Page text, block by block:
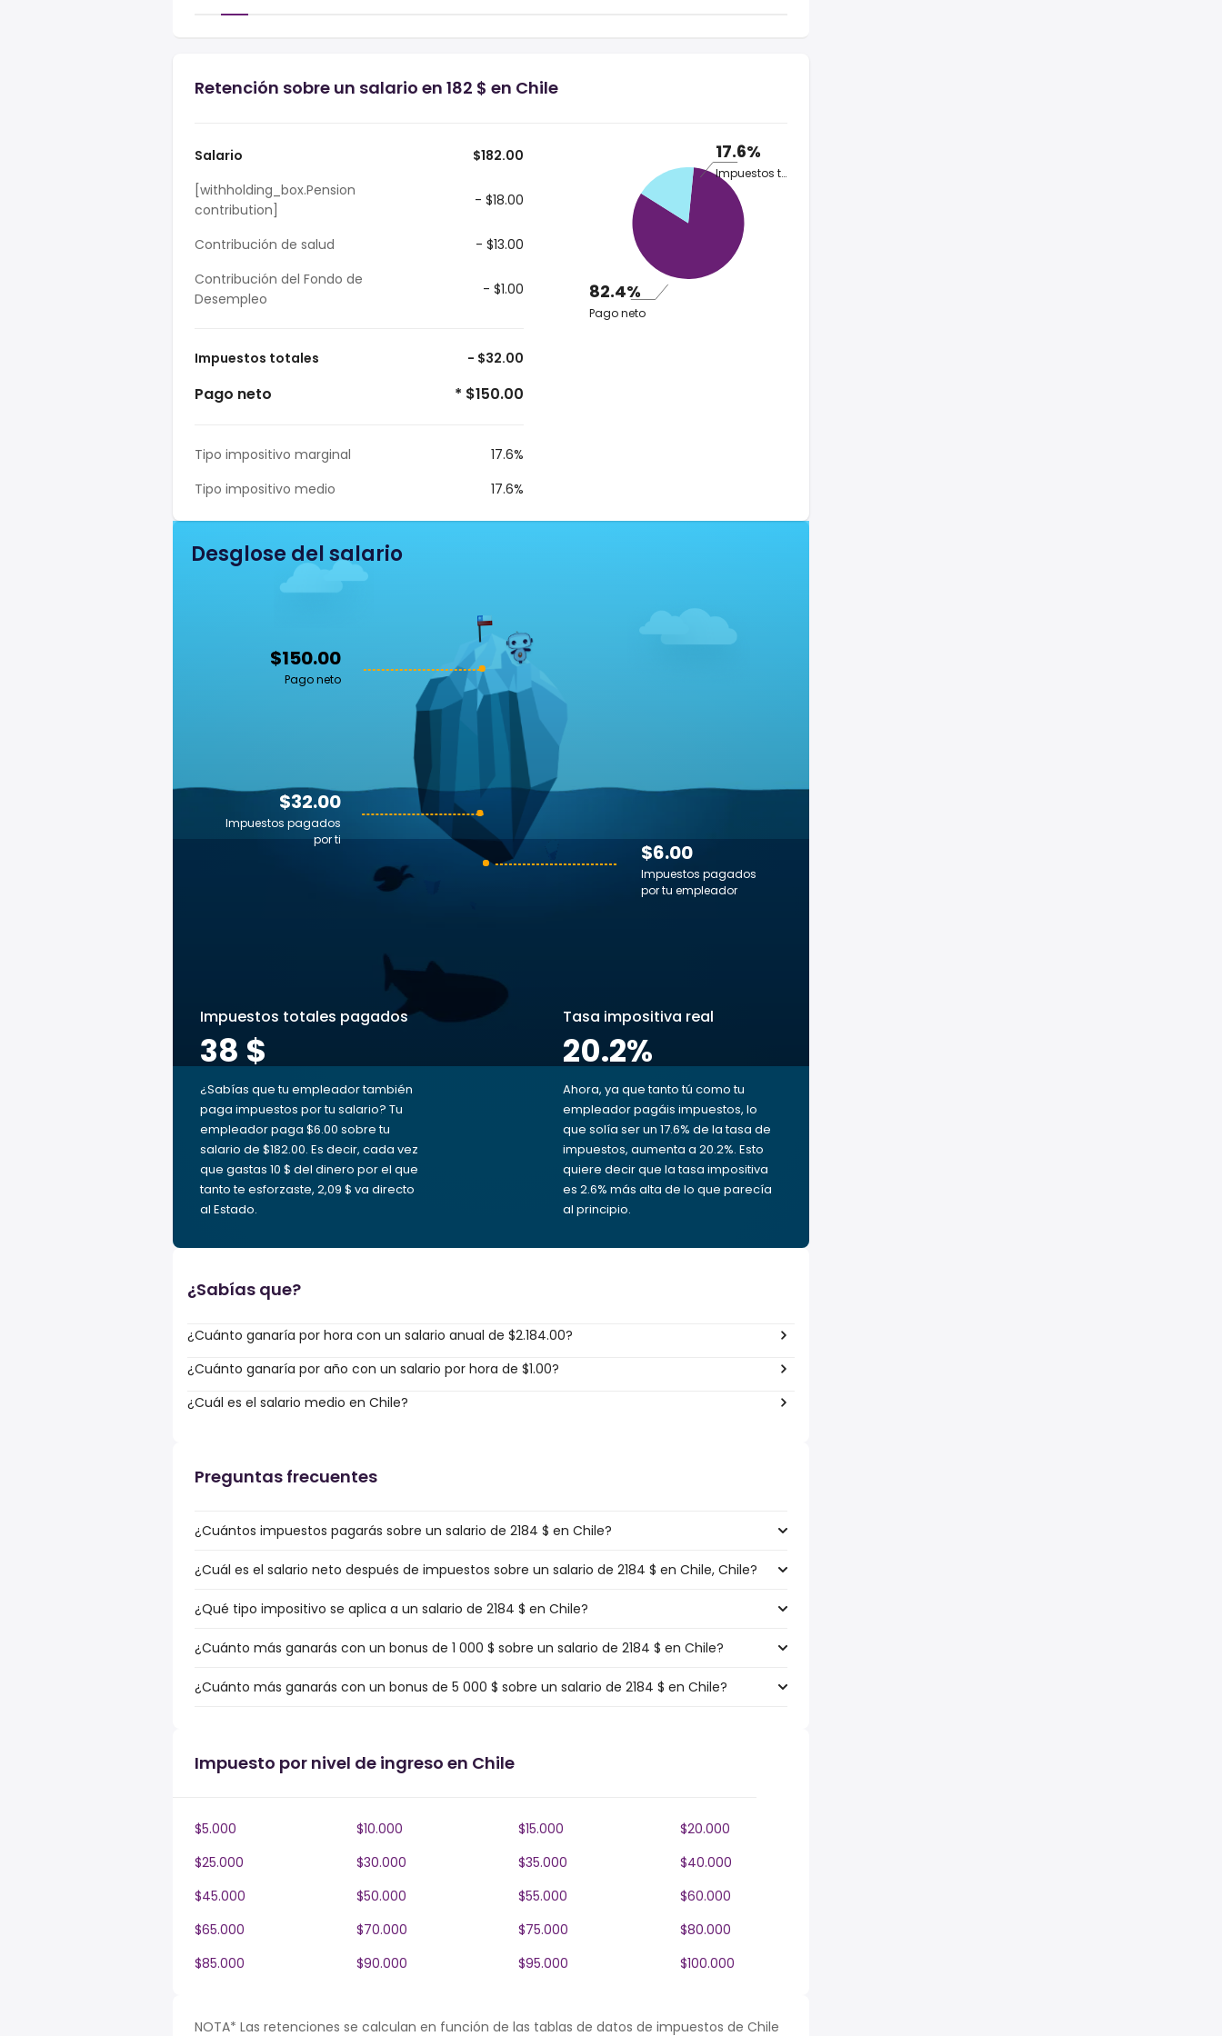
Retención sobre un salario en 182 $ en Chile
Salario
$182.00
[withholding_box.Pension
contribution]
- $18.00
Contribución de salud
- $13.00
Contribución del Fondo de
Desempleo
- $1.00
Impuestos totales - $32.00
Pago neto * $150.00
Tipo impositivo marginal
17.6%
Tipo impositivo medio
17.6%
17.6%
Impuestos totales
82.4%
Pago neto
Desglose del salario
$150.00
Pago neto
$6.00
Impuestos pagados
por tu empleador
$32.00
Impuestos pagados
por ti
Impuestos totales pagados
38 $
¿Sabías que tu empleador también
paga impuestos por tu salario? Tu
empleador paga $6.00 sobre tu
salario de $182.00. Es decir, cada vez
que gastas 10 $ del dinero por el que
tanto te esforzaste, 2,09 $ va directo
al Estado.
Tasa impositiva real
20.2%
Ahora, ya que tanto tú como tu
empleador pagáis impuestos, lo
que solía ser un 17.6% de la tasa de
impuestos, aumenta a 20.2%. Esto
quiere decir que la tasa impositiva
es 2.6% más alta de lo que parecía
al principio.
¿Sabías que?
¿Cuánto ganaría por hora con un salario anual de $2.184.00?
¿Cuánto ganaría por año con un salario por hora de $1.00?
¿Cuál es el salario medio en Chile?
Preguntas frecuentes
¿Cuántos impuestos pagarás sobre un salario de 2184 $ en Chile?
¿Cuál es el salario neto después de impuestos sobre un salario de 2184 $ en Chile, Chile?
¿Qué tipo impositivo se aplica a un salario de 2184 $ en Chile?
¿Cuánto más ganarás con un bonus de 1 000 $ sobre un salario de 2184 $ en Chile?
¿Cuánto más ganarás con un bonus de 5 000 $ sobre un salario de 2184 $ en Chile?
Impuesto por nivel de ingreso en Chile
$5.000 $10.000 $15.000
$20.000
$25.000
$30.000 $35.000
$40.000
$45.000
$50.000 $55.000
$60.000
$65.000
$70.000 $75.000
$80.000
$85.000
$90.000 $95.000 $100.000
NOTA* Las retenciones se calculan en función de las tablas de datos de impuestos de Chile